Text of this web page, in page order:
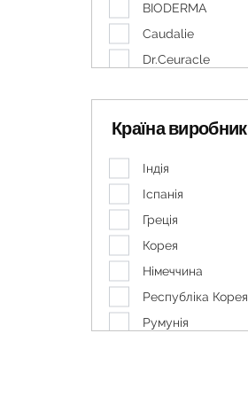
BIODERMA
Caudalie
Dr.Ceuracle
LA ROCHE-POSAY
LACABINE
LIERAC
NEEDLY
SVR
URIAGE
VICHY
WELEDA
Країна виробник
Індія
Іспанія
Греція
Корея
Німеччина
Республіка Корея
Румунія